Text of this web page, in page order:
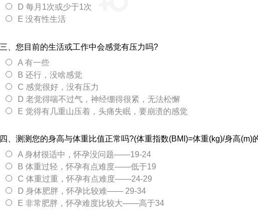
D 每月1次或少于1次
E 没有性生活
三、您目前的生活或工作中会感觉有压力吗?
A 有一些
B 还行，没啥感觉
C 感觉很好，没有压力
D 老觉得喘不过气，神经绷得很紧，无法松懈
E 觉得有几重山压着，头痛失眠，要崩溃的感觉
四、测测您的身高与体重比值正常吗?(体重指数(BMI)=体重(kg)/身高(m)
A 身材很适中，怀孕没问题——19-24
B 体重过轻，怀孕有点难度——低于19
C 体重过重，怀孕有点难度——24-29
D 身体肥胖，怀孕比较难—— 29-34
E 非常肥胖，怀孕难度比较大——高于34